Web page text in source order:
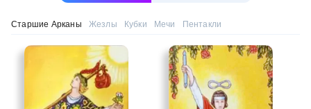
Старшие Арканы Жезлы Кубки Мечи Пентакли